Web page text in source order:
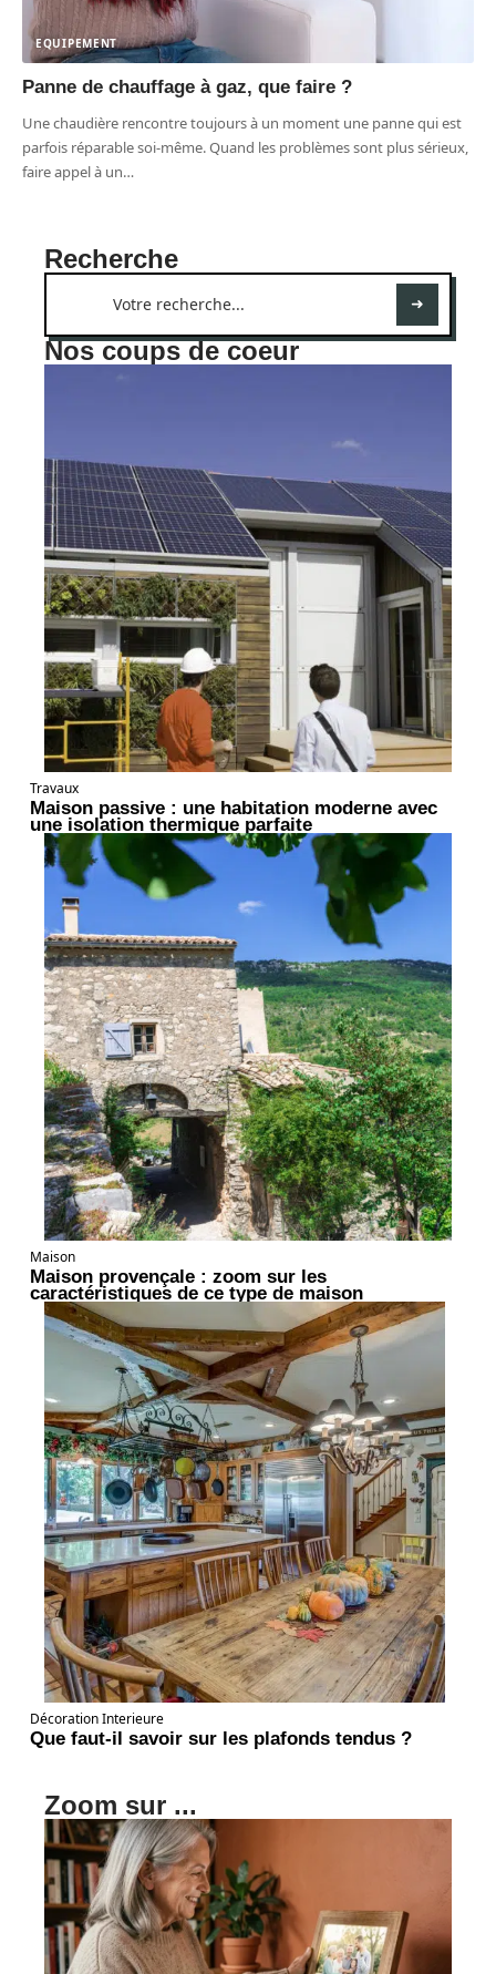
EQUIPEMENT
Panne de chauffage à gaz, que faire ?
Une chaudière rencontre toujours à un moment une panne qui est
parfois réparable soi-même. Quand les problèmes sont plus sérieux,
faire appel à un…
Recherche
Nos coups de coeur
Travaux
Maison passive : une habitation moderne avec
une isolation thermique parfaite
Maison
Maison provençale : zoom sur les
caractéristiques de ce type de maison
Décoration Interieure
Que faut-il savoir sur les plafonds tendus ?
Zoom sur ...